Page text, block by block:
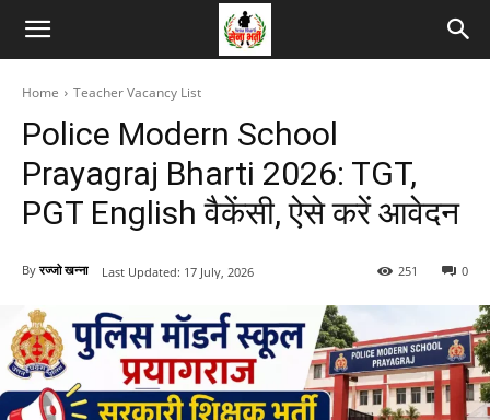
Home Teacher Vacancy List
Police Modern School
Prayagraj Bharti 2026: TGT,
PGT English वैकेंसी, ऐसे करें आवेदन
By रज्जो खन्ना 0
251
Last Updated: 17 July, 2026